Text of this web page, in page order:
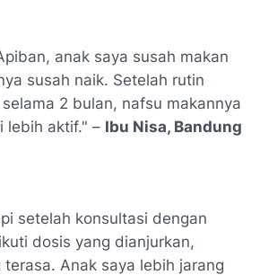
anak saya susah makan
susah naik. Setelah rutin
2 bulan, nafsu makannya
lebih aktif." – Ibu Nisa, Bandung
setelah konsultasi dengan
dosis yang dianjurkan,
terasa. Anak saya lebih jarang